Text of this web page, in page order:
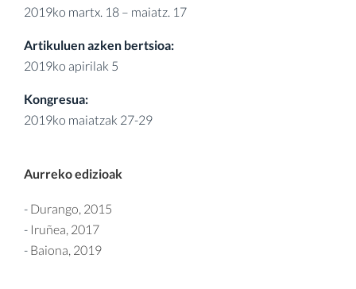
2019ko martx. 18 – maiatz. 17
Artikuluen azken bertsioa:
2019ko apirilak 5
Kongresua:
2019ko maiatzak 27-29
Aurreko edizioak
- Durango, 2015
- Iruñea, 2017
- Baiona, 2019